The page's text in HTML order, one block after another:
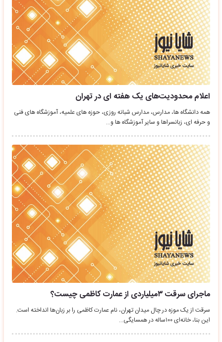
اعلام محدودیت‌های یک هفته ای در تهران
همه دانشگاه ها، مدارس، مدارس شبانه روزی، حوزه های علمیه، آموزشگاه های فنی
و حرفه ای، زبانسراها و سایر آموزشگاه ها و…
ماجرای سرقت ۳میلیاردی از عمارت کاظمی چیست؟
سرقت از یک موزه در چال میدان تهران، نام عمارت کاظمی را بر زبان‌ها انداخته است.
این بنا، خانه‌ای ١٠٠ساله در همسایگی…